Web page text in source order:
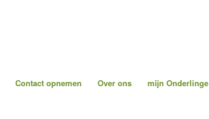
Contact opnemen Over ons mijn Onderlinge